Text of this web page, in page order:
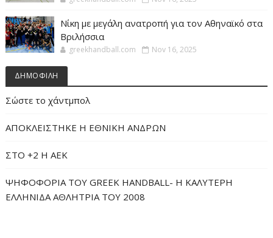
Νίκη με μεγάλη ανατροπή για τον Αθηναϊκό στα
Βριλήσσια
greekhandball.com Nov 16, 2025
ΔΗΜΟΦΙΛΗ
Σώστε το χάντμπολ
ΑΠΟΚΛΕΙΣΤΗΚΕ Η ΕΘΝΙΚΗ ΑΝΔΡΩΝ
ΣΤΟ +2 Η ΑΕΚ
ΨΗΦΟΦΟΡΙΑ ΤΟΥ GREEK HANDBALL- H ΚΑΛΥΤΕΡΗ
ΕΛΛΗΝΙΔΑ ΑΘΛΗΤΡΙΑ ΤΟΥ 2008